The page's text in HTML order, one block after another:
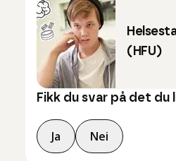
(HFU)
Fikk du svar på det du
Ja Nei